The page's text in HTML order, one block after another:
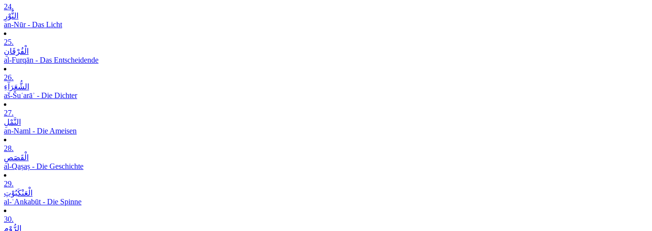
24.
النُّوْرِ
an-Nūr - Das Licht
25.
الْفُرْقَانِ
al-Furqān - Das Entscheidende
26.
الشُّعَرَآءِ
aš-Šuʿarāʾ - Die Dichter
27.
النَّمْلِ
an-Naml - Die Ameisen
28.
الْقَصَصِ
al-Qaṣaṣ - Die Geschichte
29.
الْعَنْکَبُوْتِ
al-ʿAnkabūt - Die Spinne
30.
الرُّوْمِ